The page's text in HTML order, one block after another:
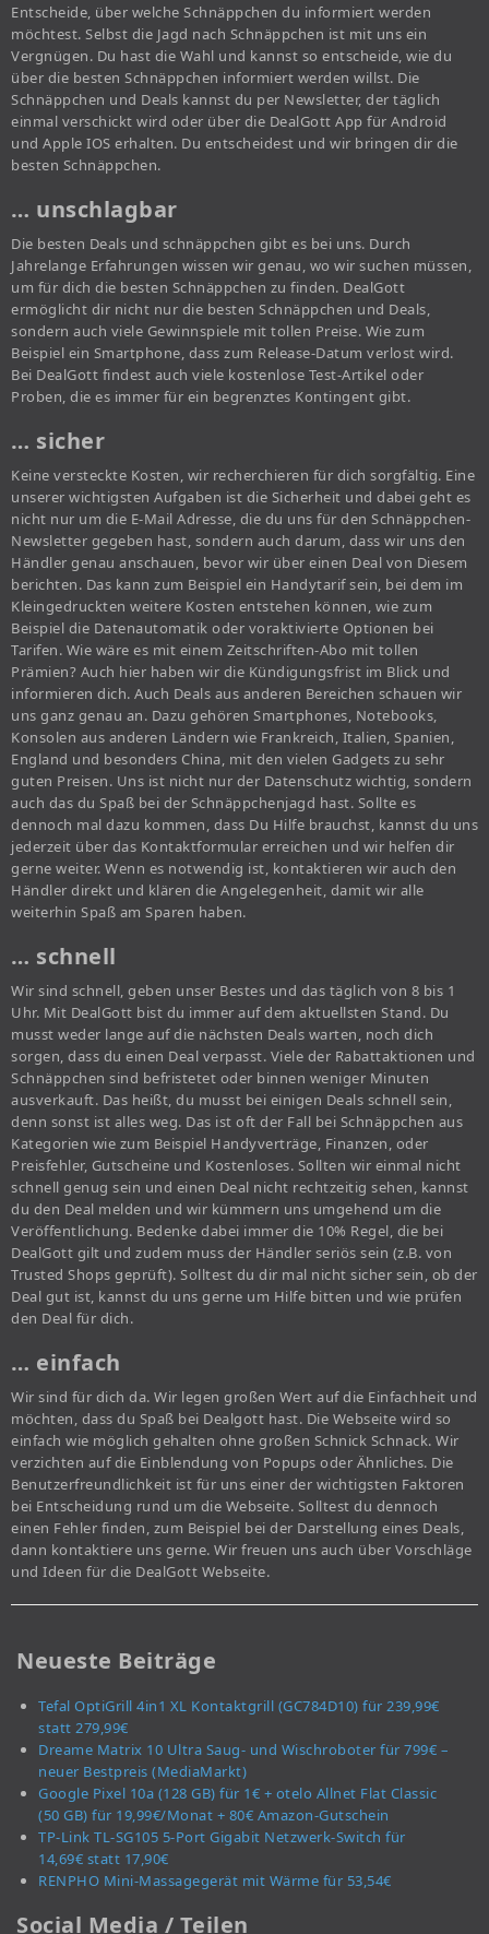
Entscheide, über welche Schnäppchen du informiert werden
möchtest. Selbst die Jagd nach Schnäppchen ist mit uns ein
Vergnügen. Du hast die Wahl und kannst so entscheide, wie du
über die besten Schnäppchen informiert werden willst. Die
Schnäppchen und Deals kannst du per Newsletter, der täglich
einmal verschickt wird oder über die DealGott App für Android
und Apple IOS erhalten. Du entscheidest und wir bringen dir die
besten Schnäppchen.
… unschlagbar
Die besten Deals und schnäppchen gibt es bei uns. Durch
Jahrelange Erfahrungen wissen wir genau, wo wir suchen müssen,
um für dich die besten Schnäppchen zu finden. DealGott
ermöglicht dir nicht nur die besten Schnäppchen und Deals,
sondern auch viele Gewinnspiele mit tollen Preise. Wie zum
Beispiel ein Smartphone, dass zum Release-Datum verlost wird.
Bei DealGott findest auch viele kostenlose Test-Artikel oder
Proben, die es immer für ein begrenztes Kontingent gibt.
… sicher
Keine versteckte Kosten, wir recherchieren für dich sorgfältig. Eine
unserer wichtigsten Aufgaben ist die Sicherheit und dabei geht es
nicht nur um die E-Mail Adresse, die du uns für den Schnäppchen-
Newsletter gegeben hast, sondern auch darum, dass wir uns den
Händler genau anschauen, bevor wir über einen Deal von Diesem
berichten. Das kann zum Beispiel ein Handytarif sein, bei dem im
Kleingedruckten weitere Kosten entstehen können, wie zum
Beispiel die Datenautomatik oder voraktivierte Optionen bei
Tarifen. Wie wäre es mit einem Zeitschriften-Abo mit tollen
Prämien? Auch hier haben wir die Kündigungsfrist im Blick und
informieren dich. Auch Deals aus anderen Bereichen schauen wir
uns ganz genau an. Dazu gehören Smartphones, Notebooks,
Konsolen aus anderen Ländern wie Frankreich, Italien, Spanien,
England und besonders China, mit den vielen Gadgets zu sehr
guten Preisen. Uns ist nicht nur der Datenschutz wichtig, sondern
auch das du Spaß bei der Schnäppchenjagd hast. Sollte es
dennoch mal dazu kommen, dass Du Hilfe brauchst, kannst du uns
jederzeit über das Kontaktformular erreichen und wir helfen dir
gerne weiter. Wenn es notwendig ist, kontaktieren wir auch den
Händler direkt und klären die Angelegenheit, damit wir alle
weiterhin Spaß am Sparen haben.
… schnell
Wir sind schnell, geben unser Bestes und das täglich von 8 bis 1
Uhr. Mit DealGott bist du immer auf dem aktuellsten Stand. Du
musst weder lange auf die nächsten Deals warten, noch dich
sorgen, dass du einen Deal verpasst. Viele der Rabattaktionen und
Schnäppchen sind befristetet oder binnen weniger Minuten
ausverkauft. Das heißt, du musst bei einigen Deals schnell sein,
denn sonst ist alles weg. Das ist oft der Fall bei Schnäppchen aus
Kategorien wie zum Beispiel Handyverträge, Finanzen, oder
Preisfehler, Gutscheine und Kostenloses. Sollten wir einmal nicht
schnell genug sein und einen Deal nicht rechtzeitig sehen, kannst
du den Deal melden und wir kümmern uns umgehend um die
Veröffentlichung. Bedenke dabei immer die 10% Regel, die bei
DealGott gilt und zudem muss der Händler seriös sein (z.B. von
Trusted Shops geprüft). Solltest du dir mal nicht sicher sein, ob der
Deal gut ist, kannst du uns gerne um Hilfe bitten und wie prüfen
den Deal für dich.
… einfach
Wir sind für dich da. Wir legen großen Wert auf die Einfachheit und
möchten, dass du Spaß bei Dealgott hast. Die Webseite wird so
einfach wie möglich gehalten ohne großen Schnick Schnack. Wir
verzichten auf die Einblendung von Popups oder Ähnliches. Die
Benutzerfreundlichkeit ist für uns einer der wichtigsten Faktoren
bei Entscheidung rund um die Webseite. Solltest du dennoch
einen Fehler finden, zum Beispiel bei der Darstellung eines Deals,
dann kontaktiere uns gerne. Wir freuen uns auch über Vorschläge
und Ideen für die DealGott Webseite.
Neueste Beiträge
Tefal OptiGrill 4in1 XL Kontaktgrill (GC784D10) für 239,99€
statt 279,99€
Dreame Matrix 10 Ultra Saug- und Wischroboter für 799€ –
neuer Bestpreis (MediaMarkt)
Google Pixel 10a (128 GB) für 1€ + otelo Allnet Flat Classic
(50 GB) für 19,99€/Monat + 80€ Amazon-Gutschein
TP-Link TL-SG105 5-Port Gigabit Netzwerk-Switch für
14,69€ statt 17,90€
RENPHO Mini-Massagegerät mit Wärme für 53,54€
Social Media / Teilen